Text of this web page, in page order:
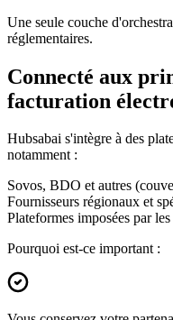
Une seule couche
réglementaires.
Connecté aux
facturation
Hubsabai s'intègre à des
notamment :
Sovos, BDO et autres
Fournisseurs régionaux et
Plateformes imposées par
Pourquoi est-ce important :